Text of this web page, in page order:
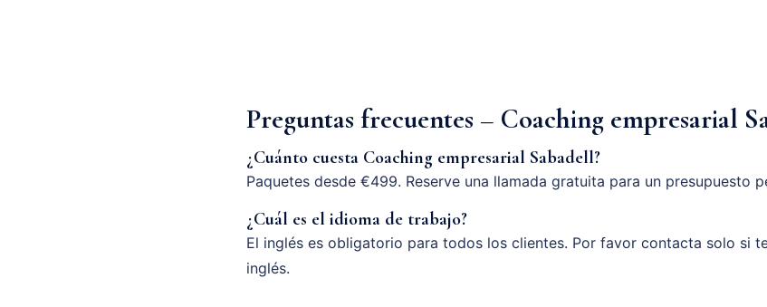
Preguntas frecuentes – Coaching empresarial
¿Cuánto cuesta Coaching empresarial Sabadell?
Paquetes desde €499. Reserve una llamada gratuita para un presupuesto
¿Cuál es el idioma de trabajo?
El inglés es obligatorio para todos los clientes. Por favor contacta solo si
inglés.